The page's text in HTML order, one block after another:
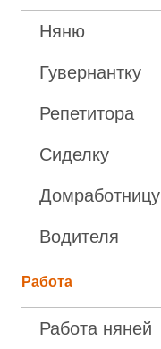
Няню
Гувернантку
Репетитора
Сиделку
Домработницу
Водителя
Работа
Работа няней